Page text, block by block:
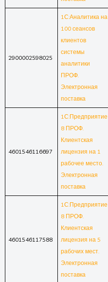
2900002598025
1С:Аналитика на
100 сеансов
клиентов
системы
аналитики
ПРОФ.
Электронная
поставка
4601546116697
1С:Предприятие
8 ПРОФ.
Клиентская
лицензия на 1
рабочее место.
Электронная
поставка
4601546117588
1С:Предприятие
8 ПРОФ.
Клиентская
лицензия на 5
рабочих мест.
Электронная
поставка